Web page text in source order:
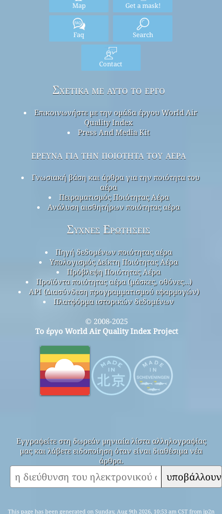
Map Get a mask!
Faq Search
Contact
Σχετικά με αυτό το έργο
Επικοινωνήστε με την ομάδα έργου World Air
Quality Index
Press And Media Kit
έρευνα για την ποιότητα του αέρα
Γνωσιακή βάση και άρθρα για την ποιότητα του
αέρα
Πειραματισμός Ποιότητας Αέρα
Ανάλυση αισθητήρων ποιότητας αέρα
Συχνές Ερωτήσεις
Πηγή δεδομένων ποιότητας αέρα
Υπολογισμός Δείκτη Ποιότητας Αέρα
Πρόβλεψη Ποιότητας Αέρα
Προϊόντα ποιότητας αέρα (μάσκες, οθόνες…)
API (Διασύνδεση προγραμματισμού εφαρμογών)
Πλατφόρμα ιστορικών δεδομένων
© 2008-2025
Το έργο World Air Quality Index Project
Εγγραφείτε στη δωρεάν μηνιαία λίστα αλληλογραφίας
μας και λάβετε ειδοποίηση όταν είναι διαθέσιμα νέα
άρθρα.
υποβάλλουν
This page has been generated on Sunday, Aug 9th 2026, 10:53 am CST from jp2n